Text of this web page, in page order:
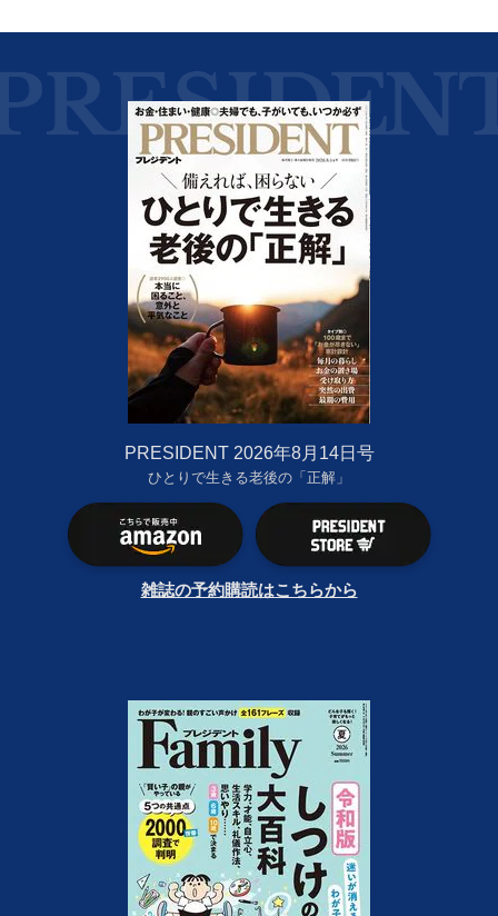
PRESIDENT 2026年8月14日号
ひとりで生きる老後の「正解」
雑誌の予約購読はこちらから